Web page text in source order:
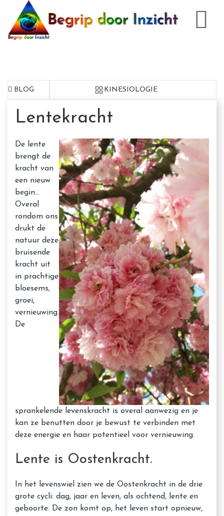
BLOG KINESIOLOGIE
Lentekracht
De lente
brengt de
kracht van
een nieuw
begin…
Overal
rondom ons
drukt de
natuur deze
bruisende
kracht uit
in prachtige
bloesems,
groei,
vernieuwing.
De
sprankelende levenskracht is overal aanwezig en je
kan ze benutten door je bewust te verbinden met
deze energie en haar potentieel voor vernieuwing.
Lente is Oostenkracht.
In het levenswiel zien we de Oostenkracht in de drie
grote cycli: dag, jaar en leven, als ochtend, lente en
geboorte. De zon komt op, het leven start opnieuw,